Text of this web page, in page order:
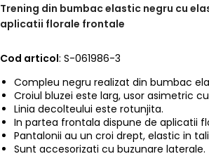
Trening din bumbac elastic negru cu
aplicatii florale frontale
Cod articol: S-061986-3
Compleu negru realizat din bumbac
Croiul bluzei este larg, usor asimetric
Linia decolteului este rotunjita.
In partea frontala dispune de aplicatii
Pantalonii au un croi drept, elastic in
Sunt accesorizati cu buzunare laterale.